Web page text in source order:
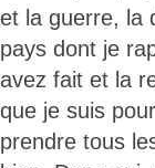
et la guerre, la
pays dont je
avez fait et la
que je suis
prendre tous